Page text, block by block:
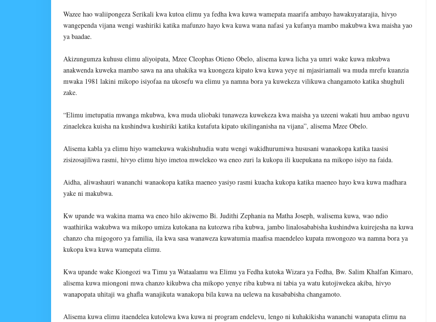
Wazee hao waliipongeza Serikali kwa kutoa elimu ya fedha kwa kuwa wamepata maarifa ambayo hawakuyatarajia, hivyo
wangependa vijana wengi washiriki katika mafunzo hayo kwa kuwa wana nafasi ya kufanya mambo makubwa kwa maisha yao
ya baadae.
Akizungumza kuhusu elimu aliyoipata, Mzee Cleophas Otieno Obelo, alisema kuwa licha ya umri wake kuwa mkubwa
anakwenda kuweka mambo sawa na ana uhakika wa kuongeza kipato kwa kuwa yeye ni mjasiriamali wa muda mrefu kuanzia
mwaka 1981 lakini mikopo isiyofaa na ukosefu wa elimu ya namna bora ya kuwekeza vilikuwa changamoto katika shughuli
zake.
“Elimu imetupatia mwanga mkubwa, kwa muda uliobaki tunaweza kuwekeza kwa maisha ya uzeeni wakati huu ambao nguvu
zinaelekea kuisha na kushindwa kushiriki katika kutafuta kipato ukilinganisha na vijana”, alisema Mzee Obelo.
Alisema kabla ya elimu hiyo wamekuwa wakishuhudia watu wengi wakidhurumiwa hususani wanaokopa katika taasisi
zisizosajiliwa rasmi, hivyo elimu hiyo imetoa mwelekeo wa eneo zuri la kukopa ili kuepukana na mikopo isiyo na faida.
Aidha, aliwashauri wananchi wanaokopa katika maeneo yasiyo rasmi kuacha kukopa katika maeneo hayo kwa kuwa madhara
yake ni makubwa.
Kw upande wa wakina mama wa eneo hilo akiwemo Bi. Judithi Zephania na Matha Joseph, walisema kuwa, wao ndio
waathirika wakubwa wa mikopo umiza kutokana na kutozwa riba kubwa, jambo linalosababisha kushindwa kuirejesha na kuwa
chanzo cha migogoro ya familia, ila kwa sasa wanaweza kuwatumia maafisa maendeleo kupata mwongozo wa namna bora ya
kukopa kwa kuwa wamepata elimu.
Kwa upande wake Kiongozi wa Timu ya Wataalamu wa Elimu ya Fedha kutoka Wizara ya Fedha, Bw. Salim Khalfan Kimaro,
alisema kuwa miongoni mwa chanzo kikubwa cha mikopo yenye riba kubwa ni tabia ya watu kutojiwekea akiba, hivyo
wanapopata uhitaji wa ghafla wanajikuta wanakopa bila kuwa na uelewa na kusababisha changamoto.
Alisema kuwa elimu itaendelea kutolewa kwa kuwa ni program endelevu, lengo ni kuhakikisha wananchi wanapata elimu na